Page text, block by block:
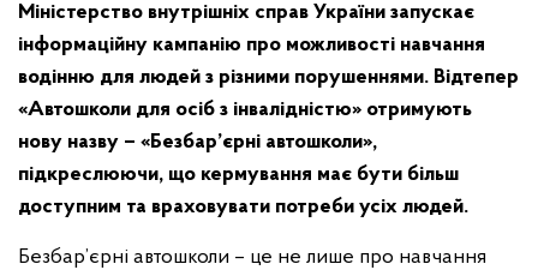
Міністерство внутрішніх справ України запускає
інформаційну кампанію про можливості навчання
водінню для людей з різними порушеннями. Відтепер
«Автошколи для осіб з інвалідністю» отримують
нову назву – «Безбар’єрні автошколи»,
підкреслюючи, що кермування має бути більш
доступним та враховувати потреби усіх людей.
Безбар’єрні автошколи – це не лише про навчання